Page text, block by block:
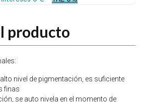
producto
nivel de pigmentación, es suficiente
finas
se auto nivela en el momento de